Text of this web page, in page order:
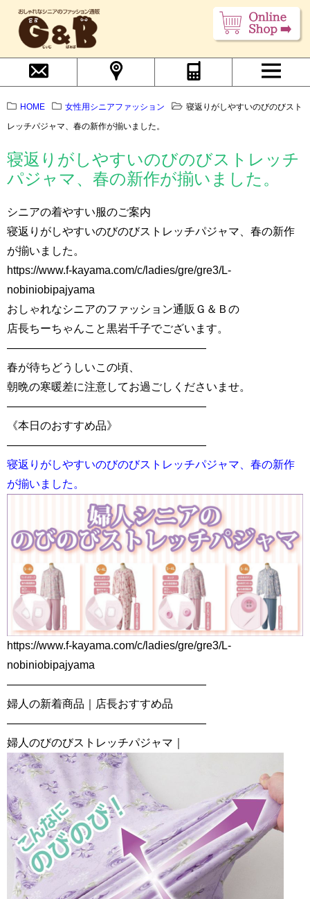
HOME 女性用シニアファッション
寝返りがしやすいのびのびスト
レッチパジャマ、春の新作が揃いました。
寝返りがしやすいのびのびストレッチ
パジャマ、春の新作が揃いました。
シニアの着やすい服のご案内
寝返りがしやすいのびのびストレッチパジャマ、春の新作
が揃いました。
https://www.f-kayama.com/c/ladies/gre/gre3/L-
nobiniobipajyama
おしゃれなシニアのファッション通販Ｇ＆Ｂの
店長ちーちゃんこと黒岩千子でございます。
——————————————————
春が待ちどうしいこの頃、
朝晩の寒暖差に注意してお過ごしくださいませ。
——————————————————
《本日のおすすめ品》
——————————————————
寝返りがしやすいのびのびストレッチパジャマ、春の新作
が揃いました。
https://www.f-kayama.com/c/ladies/gre/gre3/L-
nobiniobipajyama
——————————————————
婦人の新着商品｜店長おすすめ品
——————————————————
婦人のびのびストレッチパジャマ｜